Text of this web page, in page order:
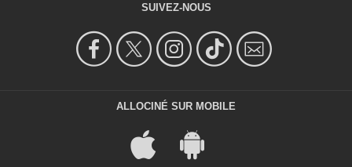
SUIVEZ-NOUS
ALLOCINÉ SUR MOBILE